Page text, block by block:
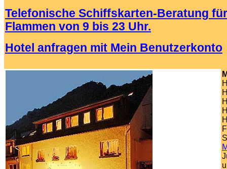
Telefonische Schiffskarten-Beratung
Flammen von 9 bis 23 Uhr.
Hotel anfragen mit Mein Benutzerkonto